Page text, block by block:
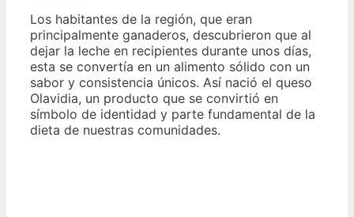
Los habitantes de la región, que eran
principalmente ganaderos, descubrieron que al
dejar la leche en recipientes durante unos días,
esta se convertía en un alimento sólido con un
sabor y consistencia únicos. Así nació el queso
Olavidia, un producto que se convirtió en
símbolo de identidad y parte fundamental de la
dieta de nuestras comunidades.